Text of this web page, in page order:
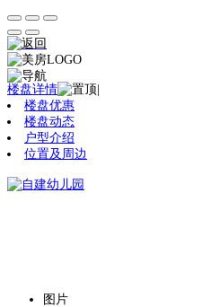
楼盘详情
楼盘优惠
楼盘动态
户型介绍
位置及周边
图片